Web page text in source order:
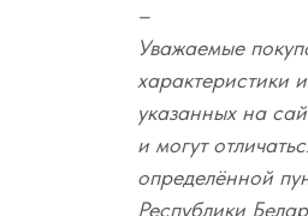
–
Уважаемые
характеристики
указанных на
и могут
определённой
Республики